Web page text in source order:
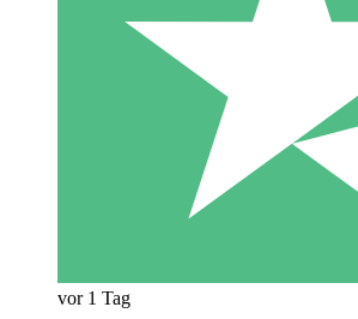
vor 1 Tag